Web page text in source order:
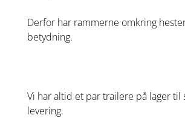
Derfor har rammerne omkring
betydning.
Vi har altid et par trailere på lager til
levering.